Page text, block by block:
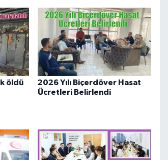
öldü
2026 Yılı Biçerdöver Hasat
Ücretleri Belirlendi